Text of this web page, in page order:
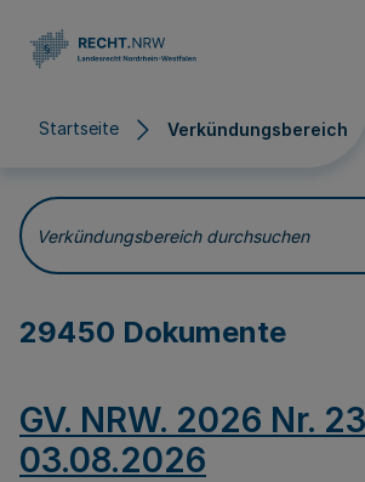
Startseite Verkündungsbereich
Verkündungsbereich durchsuchen
29450 Dokumente
GV. NRW. 2026 Nr.
03.08.2026